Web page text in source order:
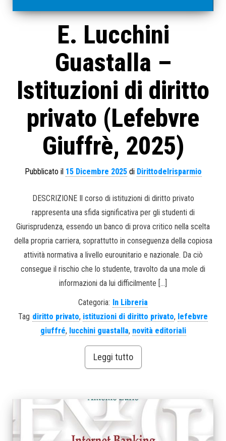
E. Lucchini
Guastalla –
Istituzioni di diritto
privato (Lefebvre
Giuffrè, 2025)
Pubblicato il 15 Dicembre 2025di Dirittodelrisparmio
DESCRIZIONE Il corso di istituzioni di diritto privato
rappresenta una sfida significativa per gli studenti di
Giurisprudenza, essendo un banco di prova critico nella scelta
della propria carriera, soprattutto in conseguenza della copiosa
attività normativa a livello eurounitario e nazionale. Da ciò
consegue il rischio che lo studente, travolto da una mole di
informazioni da lui difficilmente […]
Categoria: In Libreria
Tag diritto privato, istituzioni di diritto privato, lefebvre
giuffré, lucchini guastalla, novità editoriali
Leggi tutto